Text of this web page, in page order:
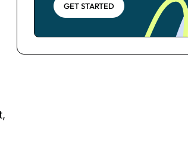
GET STARTED